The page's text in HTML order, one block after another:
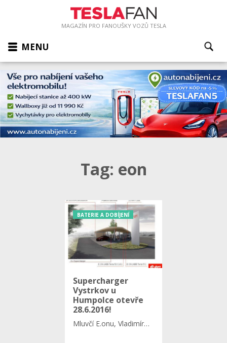
MAGAZÍN PRO FANOUŠKY VOZŮ TESLA
MENU
Tag: eon
BATERIE A DOBÍJENÍ
Supercharger
Vystrkov u
Humpolce otevře
28.6.2016!
Mluvčí E.onu, Vladimír…